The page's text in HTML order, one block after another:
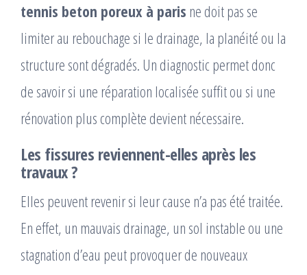
tennis beton poreux à paris ne doit pas se
limiter au rebouchage si le drainage, la planéité ou la
structure sont dégradés. Un diagnostic permet donc
de savoir si une réparation localisée suffit ou si une
rénovation plus complète devient nécessaire.
Les fissures reviennent-elles après les
travaux ?
Elles peuvent revenir si leur cause n’a pas été traitée.
En effet, un mauvais drainage, un sol instable ou une
stagnation d’eau peut provoquer de nouveaux